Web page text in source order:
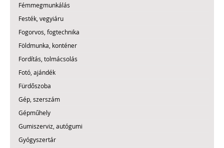
Fémmegmunkálás
Festék, vegyiáru
Fogorvos, fogtechnika
Földmunka, konténer
Fordítás, tolmácsolás
Fotó, ajándék
Fürdőszoba
Gép, szerszám
Gépműhely
Gumiszerviz, autógumi
Gyógyszertár